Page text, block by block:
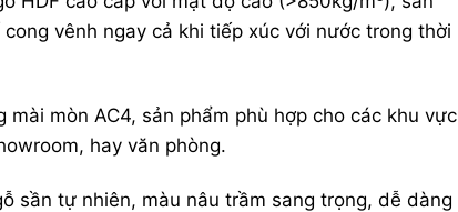
vênh ngay cả khi tiếp xúc với nước trong thời
mài mòn AC4, sản phẩm phù hợp cho các khu vực
hay văn phòng.
sần tự nhiên, màu nâu trầm sang trọng, dễ dàng